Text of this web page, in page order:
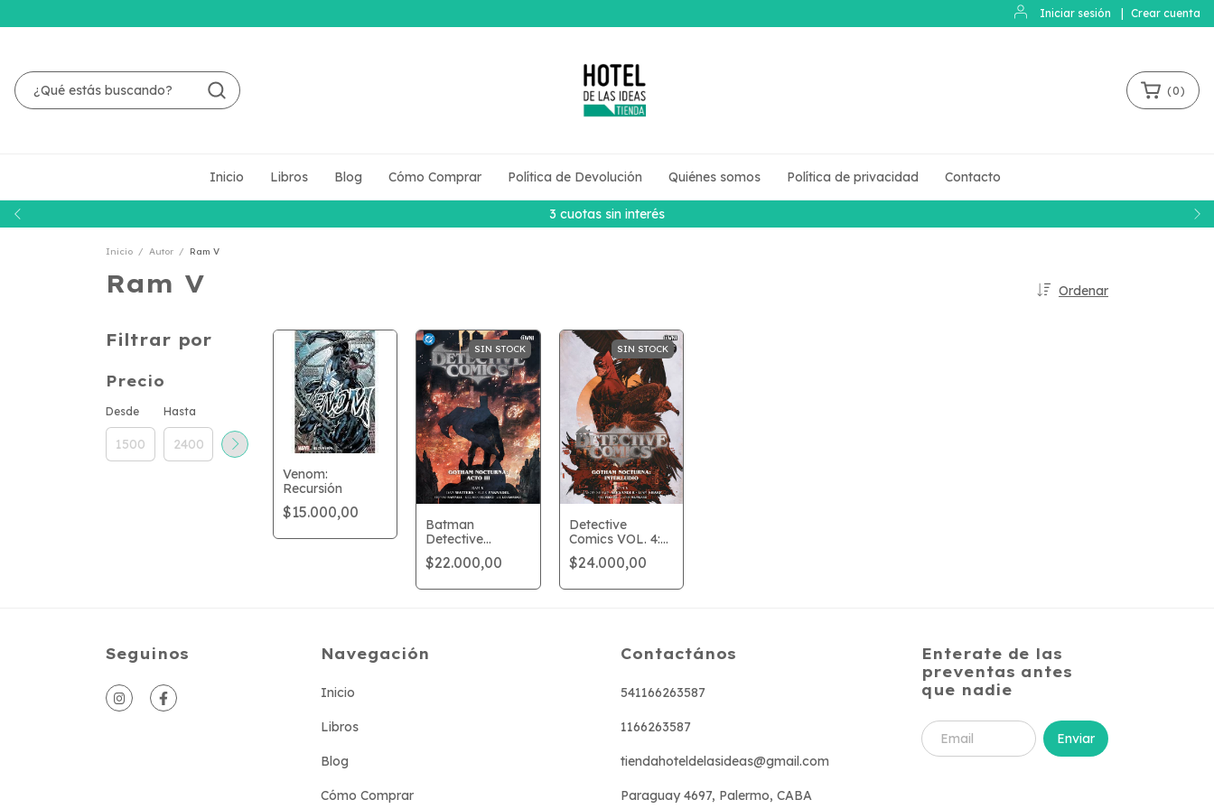
Iniciar sesión Crear cuenta
3 cuotas sin interés
(0)
Inicio Libros Blog Cómo Comprar Política de Devolución Quiénes somos Política de privacidad Contacto
Inicio / Autor / Ram V
Ram V Ordenar
Filtrar por
Precio
Desde Hasta
Venom:
Recursión
$15.000,00
SIN STOCK
Batman
Detective
Comics: Gotham
Nocturna: Acto
$22.000,00
SIN STOCK
Detective
Comics VOL. 4:
Gotham
Nocturna -
$24.000,00
Seguinos Navegación
Inicio
Libros
Blog
Cómo Comprar
Contactános
541166263587
1166263587
tiendahoteldelasideas@gmail.com
Paraguay 4697, Palermo, CABA
Enterate de las
preventas antes
que nadie